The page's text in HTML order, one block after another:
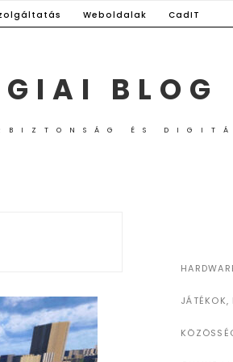
Weboldalak CadIT
BLOG
ÉS
JÁTÉKOK,